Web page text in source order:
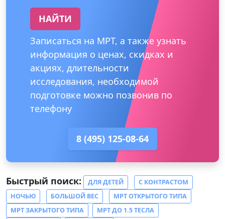
НАЙТИ
Записаться на МРТ, а также узнать
информация о ценах, скидках и
акциях, длительности
исследования, необходимой
подготовке можно позвонив по
телефону
8 (495) 125-08-64
Быстрый поиск: ДЛЯ ДЕТЕЙ
С КОНТРАСТОМ
НОЧЬЮ
БОЛЬШОЙ ВЕС
МРТ ОТКРЫТОГО ТИПА
МРТ ЗАКРЫТОГО ТИПА
МРТ ДО 1.5 ТЕСЛА